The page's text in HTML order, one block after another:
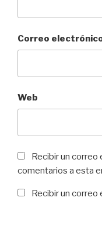
Correo
Web
Recibir un
comentarios a esta
Recibir un correo